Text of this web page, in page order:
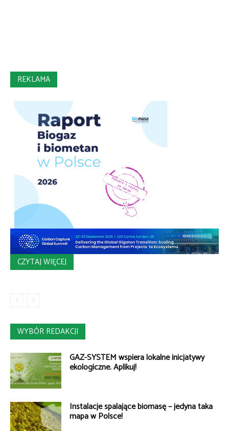
REKLAMA
CZYTAJ WIĘCEJ
WYBÓR REDAKCJI
GAZ-SYSTEM wspiera lokalne inicjatywy
ekologiczne. Aplikuj!
Instalacje spalające biomasę – jedyna taka
mapa w Polsce!